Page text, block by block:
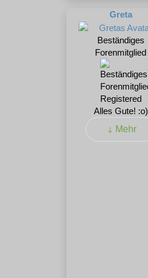
Greta
Beständiges
Forenmitglied
Registered
Alles Gute! :o)
Mehr